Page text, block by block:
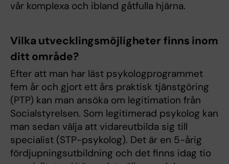
vår komplexa och ibland gåtfulla hjärna.
Vilka utvecklingsmöjligheter finns inom
ditt område?
Efter att man har läst psykologprogrammet
fem år och gjort ett års praktisk tjänstgöring
(PTP) kan man ansöka om legitimation från
Socialstyrelsen. Som legitimerad psykolog kan
man sedan välja att vidareutbilda sig till
specialist (STP-psykolog). Det är en 5-årig
fördjupningsutbildning och det finns idag tio